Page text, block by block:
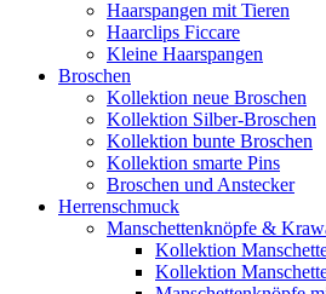
Haarspangen mit Tieren
Haarclips Ficcare
Kleine Haarspangen
Broschen
Kollektion neue Broschen
Kollektion Silber-Broschen
Kollektion bunte Broschen
Kollektion smarte Pins
Broschen und Anstecker
Herrenschmuck
Manschettenknöpfe &
Kollektion
Kollektion